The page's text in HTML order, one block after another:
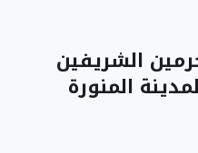
الشريفين
المنورة